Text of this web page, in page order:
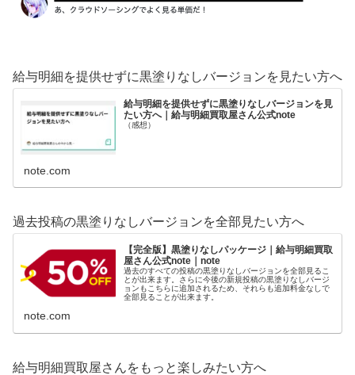
給与明細を提供せずに黒塗りなしバージョンを見たい方へ
給与明細を提供せずに黒塗りなしバージョンを見
たい方へ｜給与明細買取屋さん公式note
（感想）
note.com
過去投稿の黒塗りなしバージョンを全部見たい方へ
【完全版】黒塗りなしパッケージ｜給与明細買取
屋さん公式note｜note
過去のすべての投稿の黒塗りなしバージョンを全部見るこ
とが出来ます。さらに今後の新規投稿の黒塗りなしバージ
ョンもこちらに追加されるため、それらも追加料金なしで
全部見ることが出来ます。
note.com
給与明細買取屋さんをもっと楽しみたい方へ